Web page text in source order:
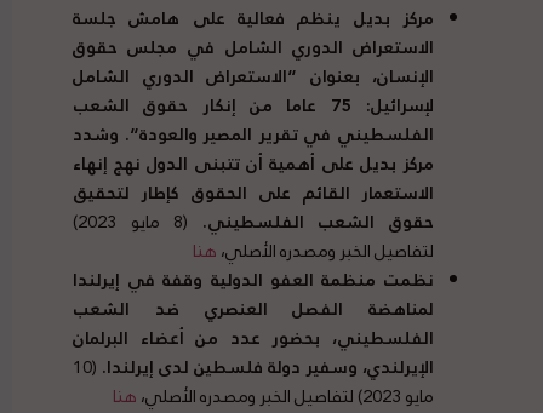
مركز بديل ينظم فعالية على هامش جلسة
الاستعراض الدوري الشامل في مجلس حقوق
الإنسان، بعنوان “الاستعراض الدوري الشامل
لإسرائيل: 75
عاما من إنكار حقوق الشعب
الفلسطيني في تقرير المصير والعودة“. وشدد
مركز بديل على أهمية أن تتبنى الدول نهج إنهاء
الاستعمار القائم على الحقوق كإطار لتحقيق
حقوق الشعب الفلسطيني.
(8 مايو 2023)
لتفاصيل الخبر ومصدره الأصلي،هنا
نظمت منظمة العفو الدولية وقفة في إيرلندا
لمناهضة الفصل العنصري ضد الشعب
الفلسطيني، بحضور عدد من أعضاء البرلمان
الإيرلندي، وسفير دولة فلسطين لدى إيرلندا.
(10
مايو 2023) لتفاصيل الخبر ومصدره الأصلي،
هنا